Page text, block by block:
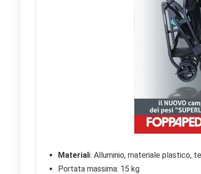
Materiali: Alluminio, materiale plastico,
Portata massima: 15 kg